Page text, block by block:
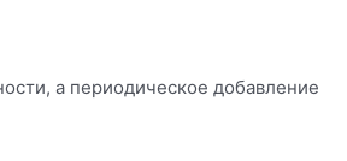
а периодическое добавление